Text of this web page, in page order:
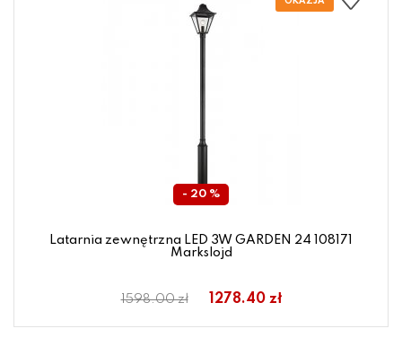
- 20 %
Latarnia zewnętrzna LED 3W GARDEN 24 108171
Markslojd
1598.00 zł 1278.40 zł